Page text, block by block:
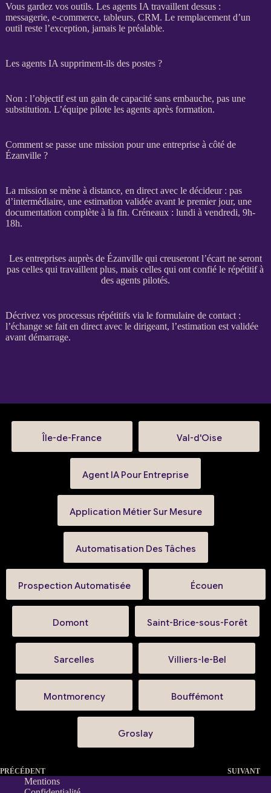
Vous gardez vos outils. Les agents IA travaillent dessus :
messagerie, e-commerce, tableurs, CRM. Le remplacement d’un
outil reste l’exception, jamais le préalable.
Les agents IA suppriment-ils des postes ?
Non : l’objectif est un gain de capacité sans embauche, pas une
substitution. L’équipe pilote les agentsaprès formation.
Comment se passe une mission pour une entreprise à côté de
Ézanville ?
La mission se mène à distance, en direct avec le décideur : pas
d’intermédiaire, une estimation validée avant le premier jour, une
documentation complète à la fin. Créneaux : lundi à vendredi, 9h-
18h.
Les entreprises auprès de Ézanville qui creuseront l’écart ne seront
pas celles qui travaillent plus, mais celles qui ont confié le répétitif à
des agents pilotés.
Décrivez vos processusrépétitifs via le formulaire de contact:
l’échange se fait en direct avec le dirigeant, l’estimation est validée
avant démarrage.
Île-de-France Val-d'Oise
Agent IA Pour Entreprise
Application Métier Sur Mesure
Automatisation Des Tâches
Prospection Automatisée Écouen
Domont Saint-Brice-sous-Forêt
Sarcelles Villiers-le-Bel
Montmorency Bouffémont
Groslay
PRÉCÉDENT SUIVANT
Mentions